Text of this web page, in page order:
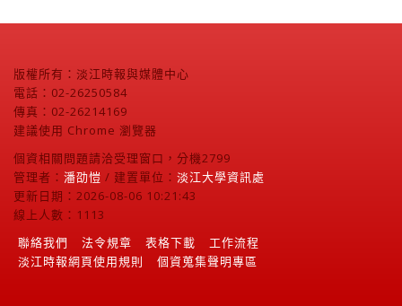
版權所有：淡江時報與媒體中心
電話：02-26250584
傳真：02-26214169
建議使用 Chrome 瀏覽器
個資相關問題請洽受理窗口，分機2799
管理者： 潘劭愷 / 建置單位： 淡江大學資訊處
更新日期：2026-08-06 10:21:43
線上人數：1113
聯絡我們
法令規章 表格下載
工作流程
淡江時報網頁使用規則
個資蒐集聲明專區